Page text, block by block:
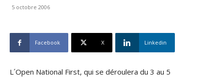
5 octobre 2006
Facebook X Linkedin
L´Open National First, qui se déroulera du 3 au 5